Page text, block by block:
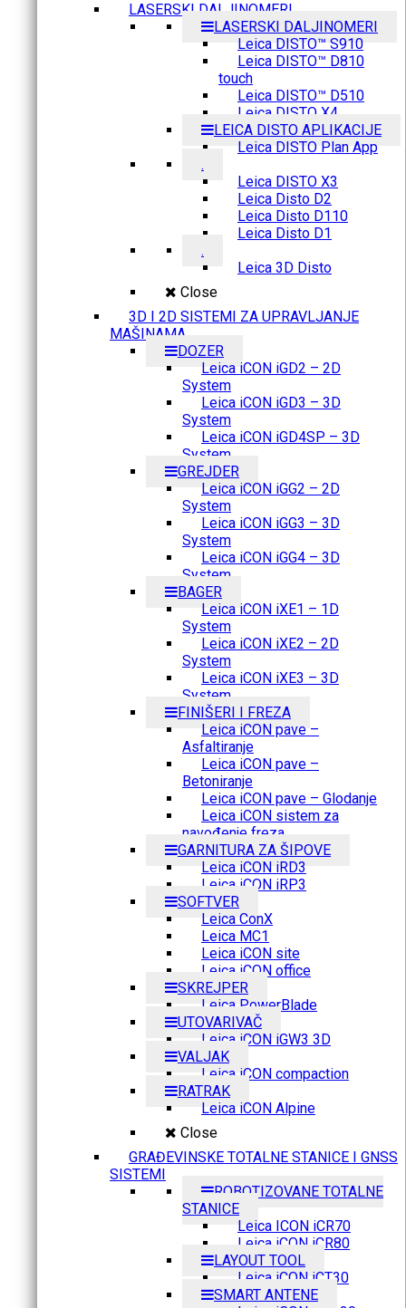
LASERSKI DALJINOMERI
LASERSKI DALJINOMERI
Leica DISTO™ S910
Leica DISTO™ D810
touch
Leica DISTO™ D510
Leica DISTO X4
LEICA DISTO APLIKACIJE
Leica DISTO Plan App
.
Leica DISTO X3
Leica Disto D2
Leica Disto D110
Leica Disto D1
.
Leica 3D Disto
Close
3D I 2D SISTEMI ZA UPRAVLJANJE
MAŠINAMA
DOZER
Leica iCON iGD2 – 2D
System
Leica iCON iGD3 – 3D
System
Leica iCON iGD4SP – 3D
System
GREJDER
Leica iCON iGG2 – 2D
System
Leica iCON iGG3 – 3D
System
Leica iCON iGG4 – 3D
System
BAGER
Leica iCON iXE1 – 1D
System
Leica iCON iXE2 – 2D
System
Leica iCON iXE3 – 3D
System
FINIŠERI I FREZA
Leica iCON pave –
Asfaltiranje
Leica iCON pave –
Betoniranje
Leica iCON pave – Glodanje
Leica iCON sistem za
navođenje freza
GARNITURA ZA ŠIPOVE
Leica iCON iRD3
Leica iCON iRP3
SOFTVER
Leica ConX
Leica MC1
Leica iCON site
Leica iCON office
SKREJPER
Leica PowerBlade
UTOVARIVAČ
Leica iCON iGW3 3D
VALJAK
Leica iCON compaction
RATRAK
Leica iCON Alpine
Close
GRAĐEVINSKE TOTALNE STANICE I GNSS
SISTEMI
ROBOTIZOVANE TOTALNE
STANICE
Leica ICON iCR70
Leica iCON iCR80
LAYOUT TOOL
Leica iCON iCT30
SMART ANTENE